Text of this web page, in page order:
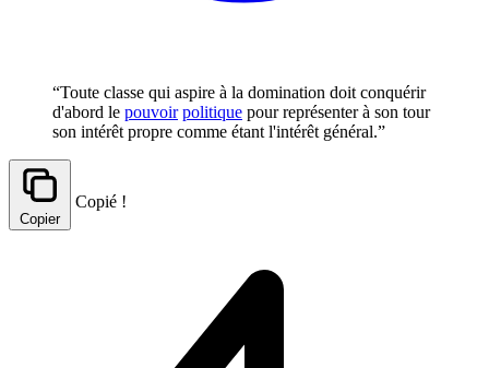
“Toute classe qui aspire à la domination doit conquérir
d'abord le pouvoir politique pour représenter à son tour
son intérêt propre comme étant l'intérêt général.”
Copier
Copié !